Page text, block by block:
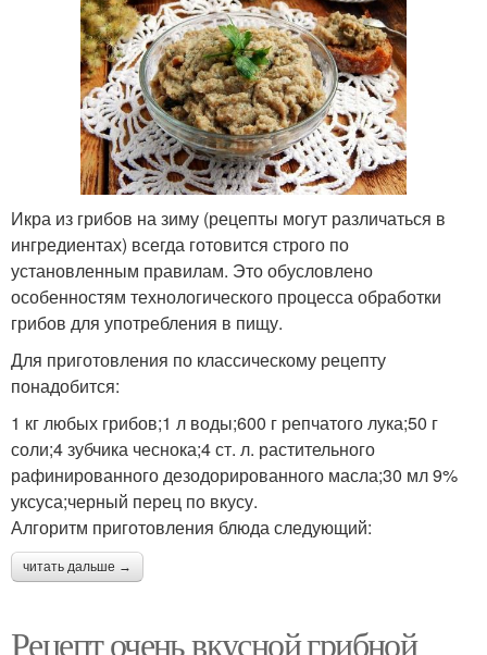
Икра из грибов на зиму (рецепты могут различаться в
ингредиентах) всегда готовится строго по
установленным правилам. Это обусловлено
особенностям технологического процесса обработки
грибов для употребления в пищу.
Для приготовления по классическому рецепту
понадобится:
1 кг любых грибов;1 л воды;600 г репчатого лука;50 г
соли;4 зубчика чеснока;4 ст. л. растительного
рафинированного дезодорированного масла;30 мл 9%
уксуса;черный перец по вкусу.
Алгоритм приготовления блюда следующий:
читать дальше →
Рецепт очень вкусной грибной